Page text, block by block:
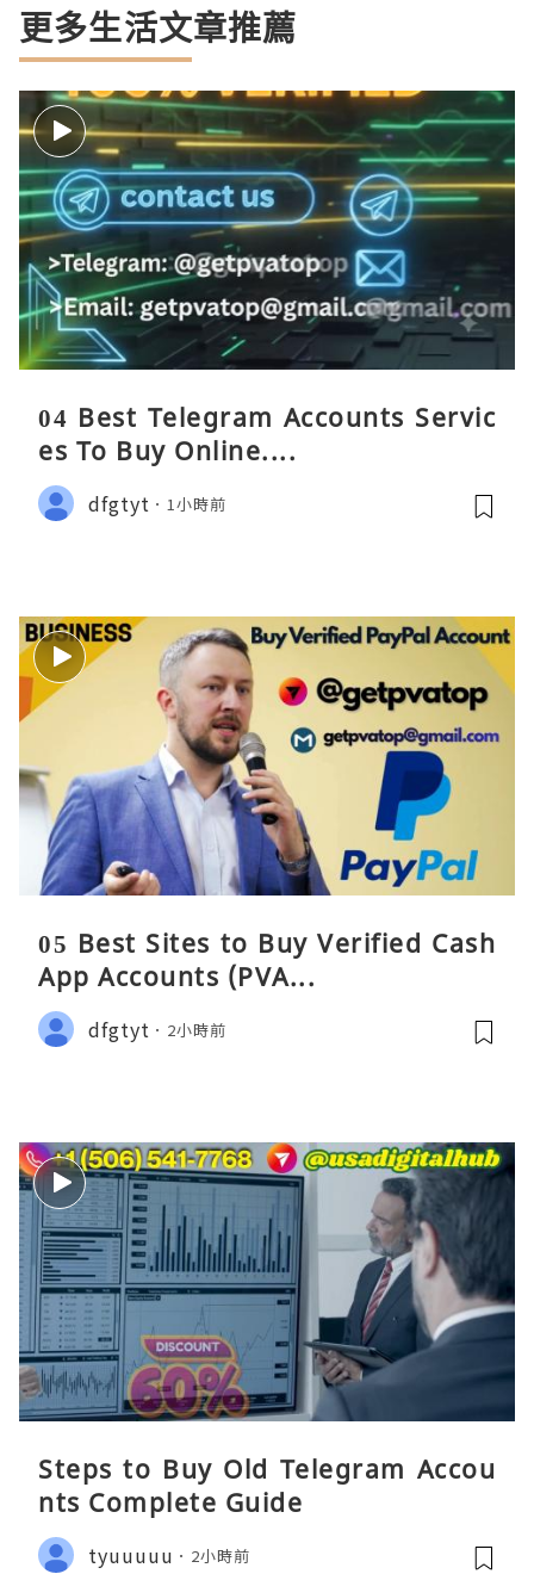
更多生活文章推薦
04 Best Telegram Accounts Servic
es To Buy Online....
dfgtyt 1小時前
05 Best Sites to Buy Verified Cash
App Accounts (PVA...
dfgtyt 2小時前
Steps to Buy Old Telegram Accou
nts Complete Guide
tyuuuuu 2小時前